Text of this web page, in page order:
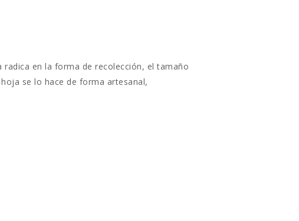
en la forma de recolección, el tamaño
se lo hace de forma artesanal,